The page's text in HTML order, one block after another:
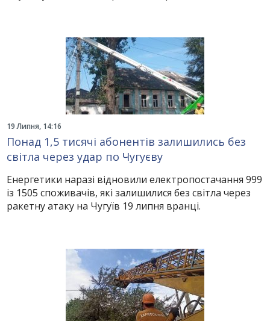
19 Липня, 14:16
Понад 1,5 тисячі абонентів залишились без
світла через удар по Чугуєву
Енергетики наразі відновили електропостачання 999
із 1505 споживачів, які залишилися без світла через
ракетну атаку на Чугуїв 19 липня вранці.